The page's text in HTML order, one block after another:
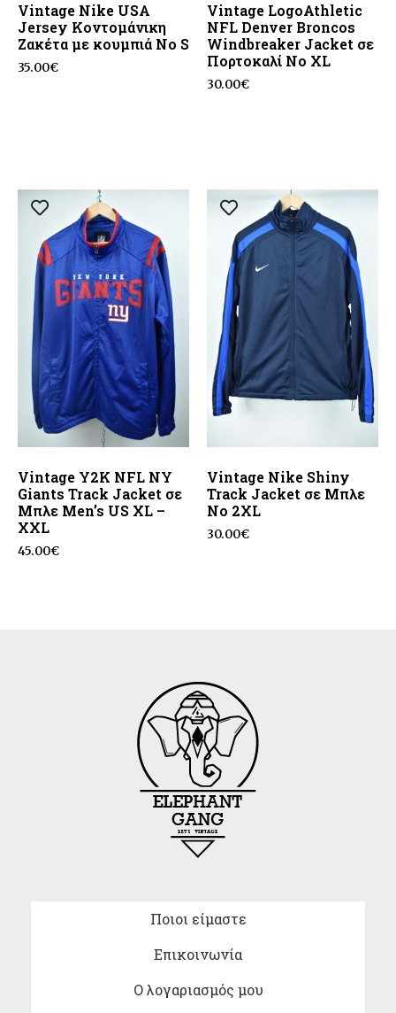
Vintage Nike USA
Jersey Κοντομάνικη
Ζακέτα με κουμπιά No S
35.00€
Vintage LogoAthletic
NFL Denver Broncos
Windbreaker Jacket σε
Πορτοκαλί No XL
30.00€
Vintage Υ2Κ NFL NY
Giants Track Jacket σε
Μπλε Men’s US XL –
XXL
45.00€
Vintage Nike Shiny
Track Jacket σε Μπλε
No 2XL
30.00€
Ποιοι είμαστε
Επικοινωνία
Ο λογαριασμός μου